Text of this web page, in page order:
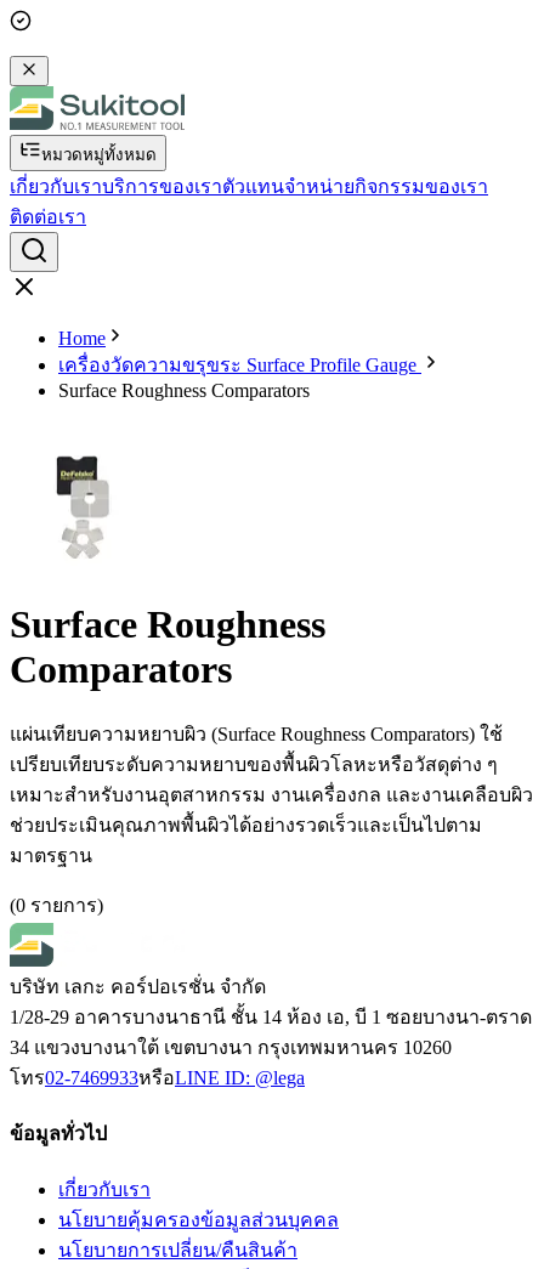
หมวดหมู่ทั้งหมด
เกี่ยวกับเราบริการของเราตัวแทนจำหน่ายกิจกรรมของเรา
ติดต่อเรา
Home
เครื่องวัดความขรุขระ Surface Profile Gauge
Surface Roughness Comparators
Surface Roughness
Comparators
แผ่นเทียบความหยาบผิว (Surface Roughness Comparators) ใช้
เปรียบเทียบระดับความหยาบของพื้นผิวโลหะหรือวัสดุต่าง ๆ
เหมาะสำหรับงานอุตสาหกรรม งานเครื่องกล และงานเคลือบผิว
ช่วยประเมินคุณภาพพื้นผิวได้อย่างรวดเร็วและเป็นไปตาม
มาตรฐาน
(0 รายการ)
บริษัท เลกะ คอร์ปอเรชั่น จำกัด
1/28-29 อาคารบางนาธานี ชั้น 14 ห้อง เอ, บี 1 ซอยบางนา-ตราด
34 แขวงบางนาใต้ เขตบางนา กรุงเทพมหานคร 10260
โทร02-7469933หรือLINE ID: @lega
ข้อมูลทั่วไป
เกี่ยวกับเรา
นโยบายคุ้มครองข้อมูลส่วนบุคคล
นโยบายการเปลี่ยน/คืนสินค้า